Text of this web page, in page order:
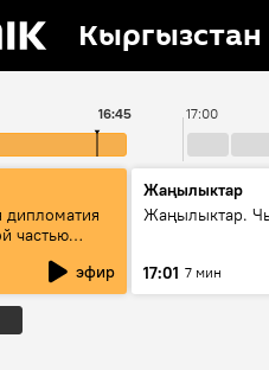
Кыргызстан
17:00
16:45
дипломатия
частью
эфир
Жаңылыктар
Жаңылыктар.
17:01 7 мин